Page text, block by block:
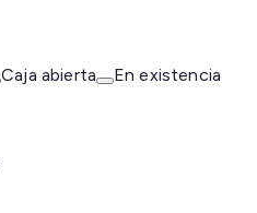
Caja abierta En existencia